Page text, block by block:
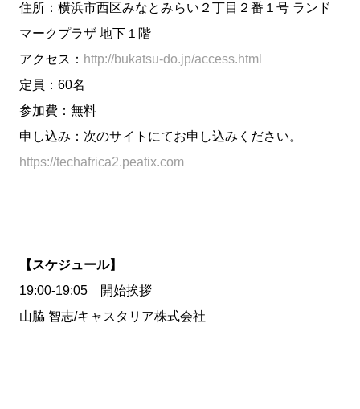
住所：横浜市西区みなとみらい２丁目２番１号 ランド
マークプラザ 地下１階
アクセス： http://bukatsu-do.jp/access.html
定員：60名
参加費：無料
申し込み：次のサイトにてお申し込みください。
https://techafrica2.peatix.com
【スケジュール】
19:00-19:05 開始挨拶
山脇 智志/キャスタリア株式会社